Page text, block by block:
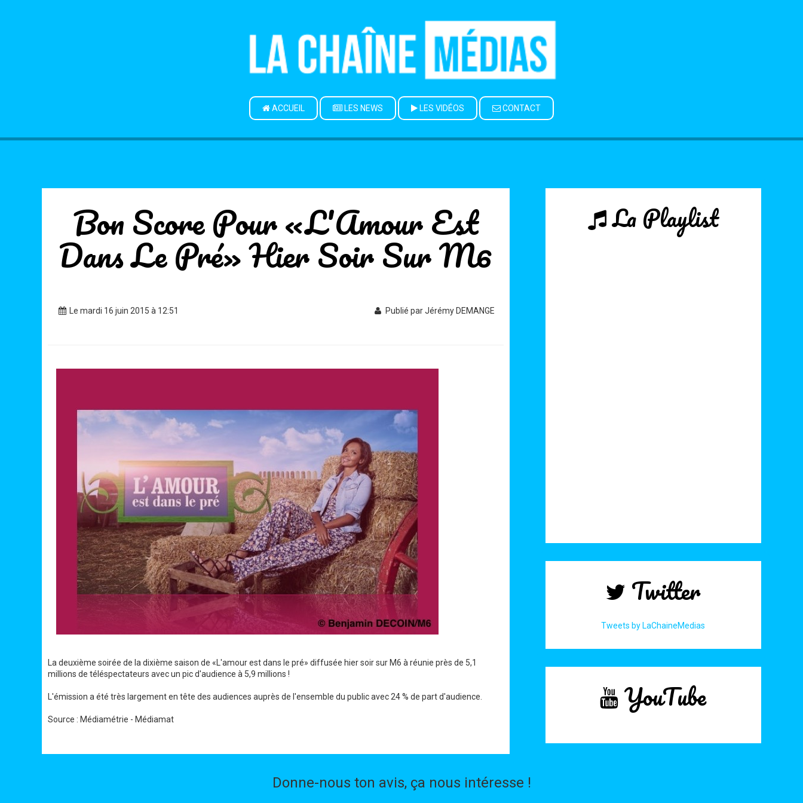
ACCUEIL LES NEWS LES VIDÉOS CONTACT
Bon Score Pour «L'Amour Est
Dans Le Pré» Hier Soir Sur M6
Le mardi 16 juin 2015 à 12:51 Publié par Jérémy DEMANGE
La deuxième soirée de la dixième saison de «L'amour est dans le pré» diffusée hier soir sur M6 à réunie près de 5,1
millions de téléspectateurs avec un pic d'audience à 5,9 millions !
L'émission a été très largement en tête des audiences auprès de l'ensemble du public avec 24 % de part d'audience.
Source : Médiamétrie - Médiamat
La Playlist
Twitter
Tweets by LaChaineMedias
YouTube
Donne-nous ton avis, ça nous intéresse !